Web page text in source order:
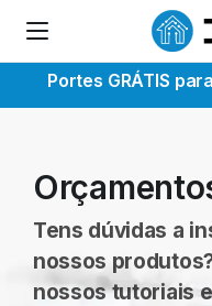
Portes GRÁTIS
Tens dúvidas a
nossos
nossos tutoriais